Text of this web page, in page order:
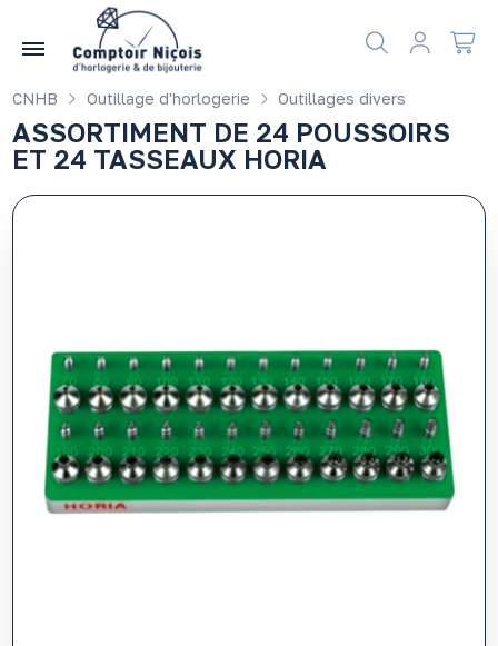
CNHB Outillage d'horlogerie Outillages divers
ASSORTIMENT DE 24 POUSSOIRS
ET 24 TASSEAUX HORIA
Gérer les préférences en matière de cookies